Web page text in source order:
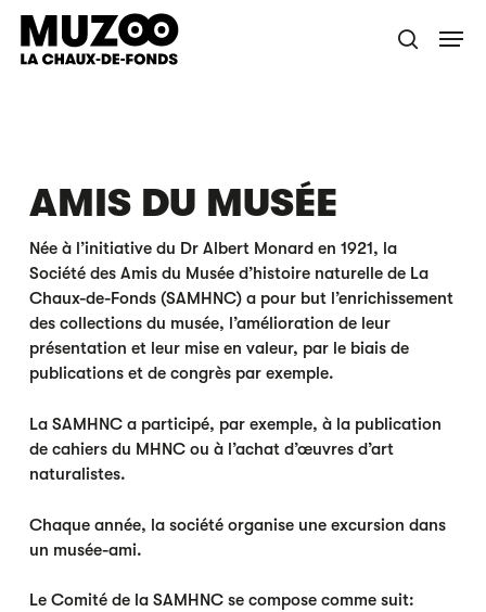
Skip
main
recherche
Menu
AMIS DU MUSÉE
Née à l’initiative du Dr Albert Monard en 1921, la
Société des Amis du Musée d’histoire naturelle de La
Chaux-de-Fonds (SAMHNC) a pour but l’enrichissement
des collections du musée, l’amélioration de leur
présentation et leur mise en valeur, par le biais de
publications et de congrès par exemple.
La SAMHNC a participé, par exemple, à la publication
de cahiers du MHNC ou à l’achat d’œuvres d’art
naturalistes.
Chaque année, la société organise une excursion dans
un musée-ami.
Le Comité de la SAMHNC se compose comme suit: